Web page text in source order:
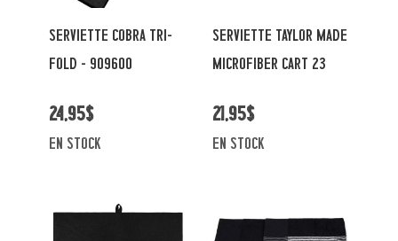
SERVIETTE COBRA TRI-
FOLD - 909600
24,95$
en stock
SERVIETTE TAYLOR MADE
MICROFIBER CART 23
21,95$
en stock